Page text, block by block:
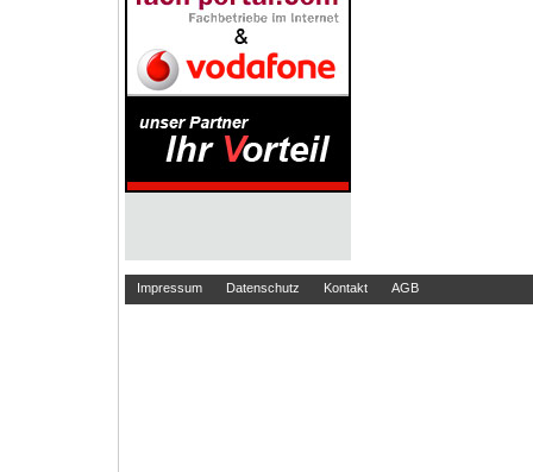
Impressum Datenschutz Kontakt AGB